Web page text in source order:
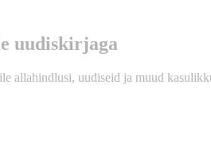
uudiskirjaga
allahindlusi, uudiseid ja muud